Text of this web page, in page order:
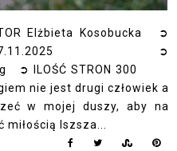
Elżbieta Kosobucka ➲
07.11.2025 ➲
➲ ILOŚĆ STRON 300
nie jest drugi człowiek a
w mojej duszy, aby na
Iszsza...